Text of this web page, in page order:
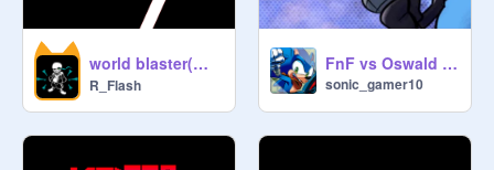
world blaster(色々機能付き)
R_Flash
FnF vs Oswald #games
sonic_gamer10